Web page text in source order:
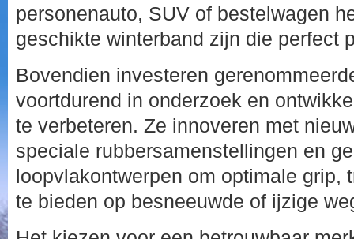
personenauto, SUV of bestelwagen
geschikte winterband zijn die perfect
Bovendien investeren
voortdurend in onderzoek en
te verbeteren. Ze innoveren met
speciale rubbersamenstellingen en
loopvlakontwerpen om optimale grip,
te bieden op besneeuwde of ijzige